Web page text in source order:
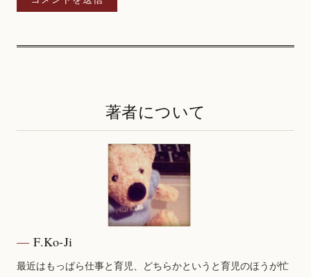
著者について
F.Ko-Ji
最近はもっぱら仕事と育児、どちらかというと育児のほうが忙